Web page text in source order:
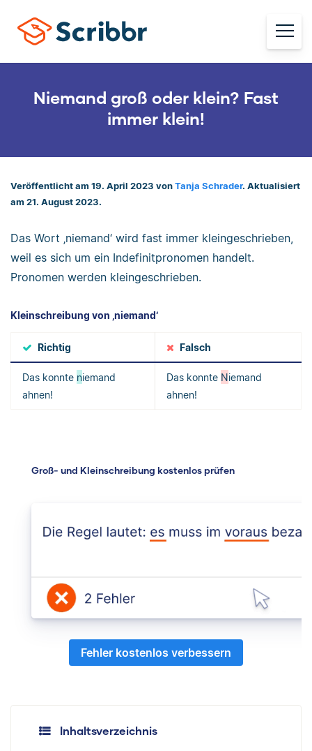
Niemand groß oder klein? Fast
immer klein!
Veröffentlicht am 19. April 2023 von Tanja Schrader. Aktualisiert
am 21. August 2023.
Das Wort ‚niemand‘ wird fast immer kleingeschrieben,
weil es sich um ein Indefinitpronomen handelt.
Pronomen werden kleingeschrieben.
Kleinschreibung von ‚niemand‘
Richtig Falsch
Das konnte niemand
ahnen!
Das konnte Niemand
ahnen!
Groß- und Kleinschreibung kostenlos prüfen
Fehler kostenlos verbessern
Inhaltsverzeichnis